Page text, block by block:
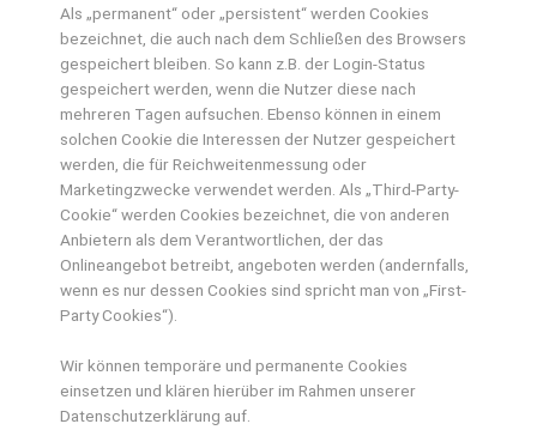
Als „permanent“ oder „persistent“ werden Cookies
bezeichnet, die auch nach dem Schließen des Browsers
gespeichert bleiben. So kann z.B. der Login-Status
gespeichert werden, wenn die Nutzer diese nach
mehreren Tagen aufsuchen. Ebenso können in einem
solchen Cookie die Interessen der Nutzer gespeichert
werden, die für Reichweitenmessung oder
Marketingzwecke verwendet werden. Als „Third-Party-
Cookie“ werden Cookies bezeichnet, die von anderen
Anbietern als dem Verantwortlichen, der das
Onlineangebot betreibt, angeboten werden (andernfalls,
wenn es nur dessen Cookies sind spricht man von „First-
Party Cookies“).
Wir können temporäre und permanente Cookies
einsetzen und klären hierüber im Rahmen unserer
Datenschutzerklärung auf.